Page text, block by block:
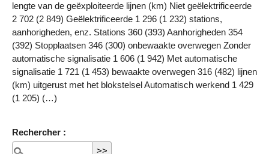
lengte van de geëxploiteerde lijnen (km) Niet geëlektrificeerde
2 702 (2 849) Geëlektrificeerde 1 296 (1 232) stations,
aanhorigheden, enz. Stations 360 (393) Aanhorigheden 354
(392) Stopplaatsen 346 (300) onbewaakte overwegen Zonder
automatische signalisatie 1 606 (1 942) Met automatische
signalisatie 1 721 (1 453) bewaakte overwegen 316 (482) lijnen
(km) uitgerust met het blokstelsel Automatisch werkend 1 429
(1 205) (…)
Rechercher :